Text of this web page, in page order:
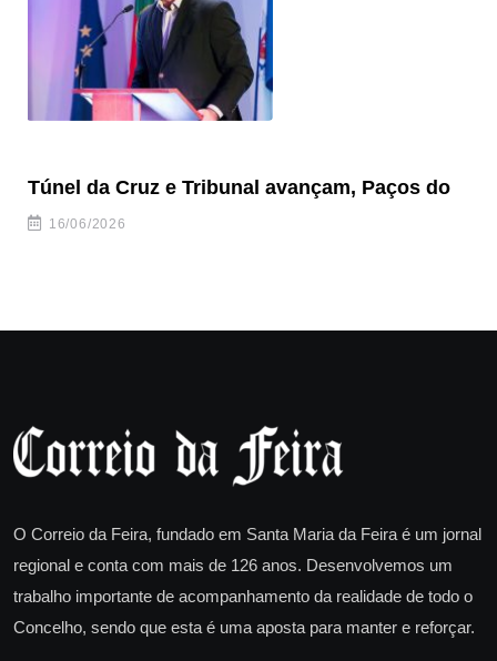
Túnel da Cruz e Tribunal avançam, Paços do
16/06/2026
O Correio da Feira, fundado em Santa Maria da Feira é um jornal
regional e conta com mais de 126 anos. Desenvolvemos um
trabalho importante de acompanhamento da realidade de todo o
Concelho, sendo que esta é uma aposta para manter e reforçar.